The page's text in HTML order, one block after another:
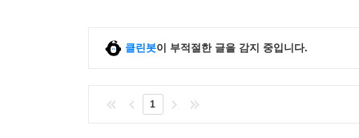
클린봇이 부적절한 글을 감지 중입니다.
1